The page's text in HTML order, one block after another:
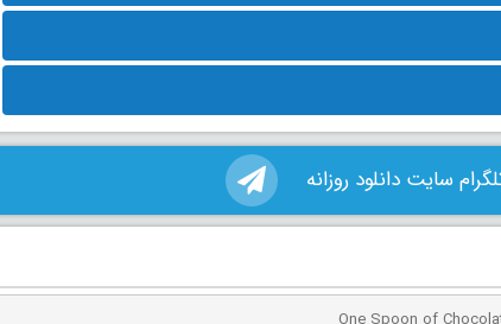
سایت دانلود روزانه